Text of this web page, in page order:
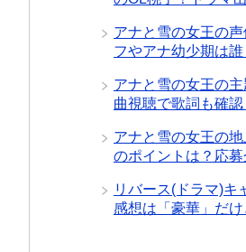
アナと雪の女王の
フやアナ幼少期は誰
アナと雪の女王の
曲視聴で歌詞も確認
アナと雪の女王の
のポイントは？応募
リバース(ドラマ)キ
感想は「豪華」だ